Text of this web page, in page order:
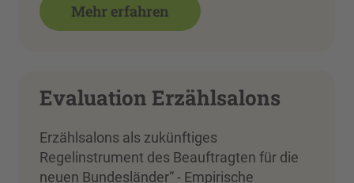
Mehr erfahren
Evaluation Erzählsalons
Erzählsalons als zukünftiges
Regelinstrument des Beauftragten für die
neuen Bundesländer“ - Empirische